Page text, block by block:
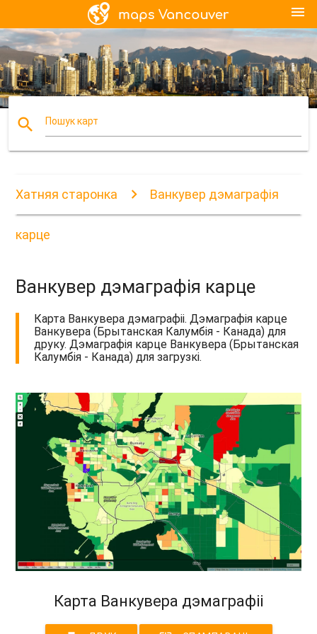
menu
search Пошук карт
Хатняя старонка Ванкувер дэмаграфія
карце
Ванкувер дэмаграфія карце
Карта Ванкувера дэмаграфіі. Дэмаграфія карце
Ванкувера (Брытанская Калумбія - Канада) для
друку. Дэмаграфія карце Ванкувера (Брытанская
Калумбія - Канада) для загрузкі.
Карта Ванкувера дэмаграфіі